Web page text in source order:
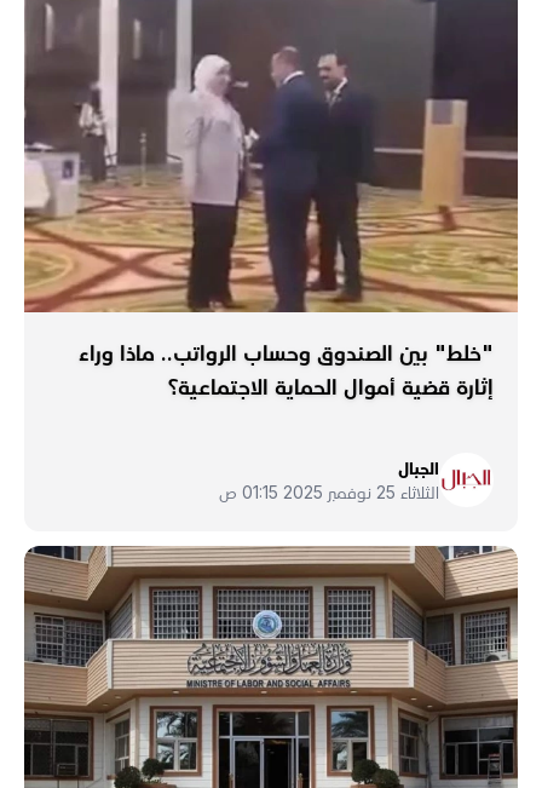
"خلط" بين الصندوق وحساب الرواتب.. ماذا وراء
إثارة قضية أموال الحماية الاجتماعية؟
الجبال
الثلاثاء 25 نوفمبر 2025 01:15 ص